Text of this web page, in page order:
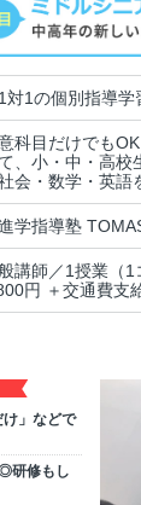
対1の個別指導学
意科目だけでも
、小・中・高校
会・数学・英語
学指導塾
般講師／1授業（
円 ＋交通費支
け」などで
研修もし